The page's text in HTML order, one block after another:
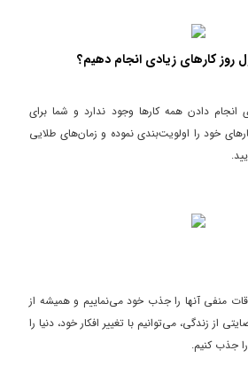
روز کارهای زیادی انجام دهیم؟
انجام دادن همه کارها وجود ندارد و شما برای
خود را اولویت‌بندی نموده و زمان‌های طلایی
منفی آنها را جذب خود می‌نماییم و همیشه از
از زندگی، می‌توانیم با تغییر افکار خود، دنیا را
جذب کنیم.